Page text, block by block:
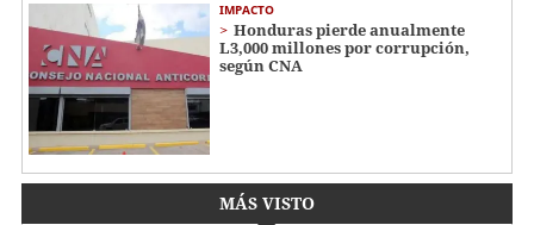
IMPACTO
Honduras pierde anualmente
L3,000 millones por corrupción,
según CNA
MÁS VISTO